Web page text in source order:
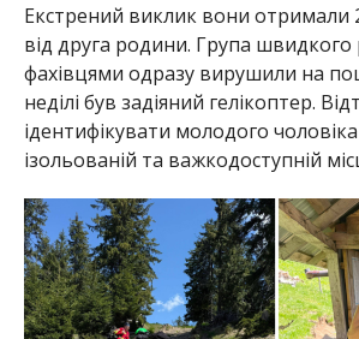
Екстрений виклик вони отримали
від друга родини. Група швидкого
фахівцями одразу вирушили на
неділі був задіяний гелікоптер.
ідентифікувати молодого
ізольованій та важкодоступній